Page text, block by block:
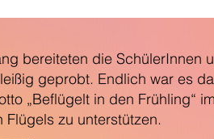
bereiteten die
geprobt. Endlich war es
„Beflügelt in den Frühling“
Flügels zu unterstützen.